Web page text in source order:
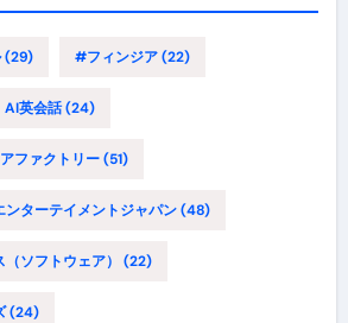
(29) #フィンジア(22)
AI英会話(24)
ファクトリー(51)
ターテイメントジャパン(48)
ソフトウェア） (22)
(24)